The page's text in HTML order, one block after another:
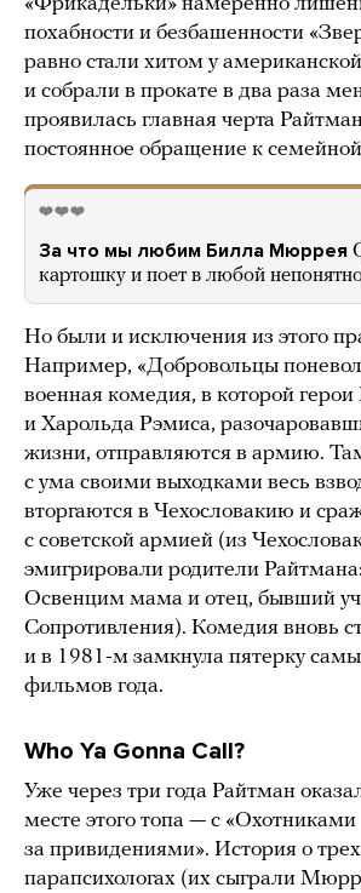
«Фрикадельки» намеренно
похабности и безбашенности
равно стали хитом у
и собрали в прокате в два раза
проявилась главная черта
постоянное обращение к
❤️❤️❤️
За что мы любим Билла Мюррея
картошку и поет в любой
Но были и исключения из этого
Например, «Добровольцы
военная комедия, в которой
и Харольда Рэмиса,
жизни, отправляются в армию.
с ума своими выходками весь
вторгаются в Чехословакию и
с советской армией (из
эмигрировали родители
Освенцим мама и отец, бывший
Сопротивления). Комедия вновь
и в 1981-м замкнула пятерку
фильмов года.
Who Ya Gonna Call?
Уже через три года Райтман
месте этого топа — с «Охотниками
за привидениями». История о
парапсихологах (их сыграли